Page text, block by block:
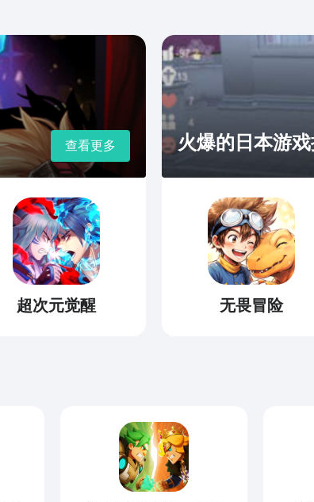
查看更多
超次元觉醒
火爆的日本游
无畏冒险